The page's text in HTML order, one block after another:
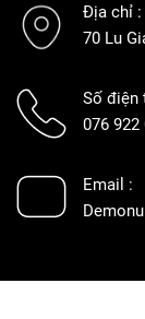
Địa chỉ :
70 Lu
Số điện
076 922
Email :